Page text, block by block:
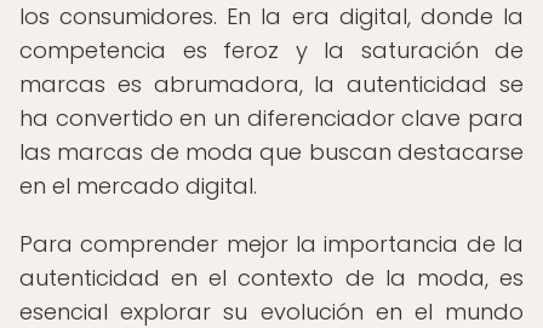
los consumidores. En la era digital, donde la
competencia es feroz y la saturación de
marcas es abrumadora, la autenticidad se
ha convertido en un diferenciador clave para
las marcas de moda que buscan destacarse
en el mercado digital.
Para comprender mejor la importancia de la
autenticidad en el contexto de la moda, es
esencial explorar su evolución en el mundo